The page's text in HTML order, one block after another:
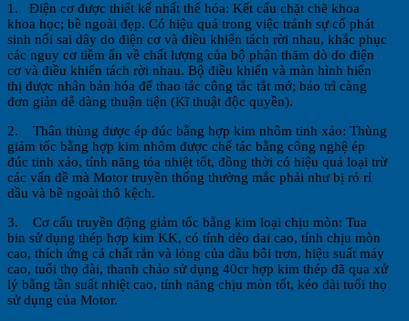
1. Điện cơ được thiết kế nhất thể hóa: Kết cấu chặt chẽ khoa
khoa học; bề ngoài đẹp. Có hiệu quả trong việc tránh sự cố phát
sinh nối sai dây do điện cơ và điều khiển tách rời nhau, khắc phục
các nguy cơ tiềm ẩn về chất lượng của bộ phận thăm dò do điện
cơ và điều khiển tách rời nhau. Bộ điều khiển và màn hình hiển
thị được nhân bản hóa để thao tác công tắc tắt mở; bảo trì càng
đơn giản dễ dàng thuận tiện (Kĩ thuật độc quyền).
2. Thân thùng được ép đúc bằng hợp kim nhôm tinh xảo: Thùng
giảm tốc bằng hợp kim nhôm được chế tác bằng công nghệ ép
đúc tinh xảo, tính năng tỏa nhiệt tốt, đồng thời có hiệu quả loại trừ
các vấn đề mà Motor truyền thống thường mắc phải như bị rỏ rỉ
dầu và bề ngoài thô kệch.
3. Cơ cấu truyền động giảm tốc bằng kim loại chịu mòn: Tua
bin sử dụng thép hợp kim KK, có tính dẻo dai cao, tính chịu mòn
cao, thích ứng cả chất rắn và lỏng của dầu bôi trơn, hiệu suất máy
cao, tuổi thọ dài, thanh chảo sử dụng 40cr hợp kim thép đã qua xử
lý bằng tần suất nhiệt cao, tính năng chịu mòn tốt, kéo dài tuổi thọ
sử dụng của Motor.